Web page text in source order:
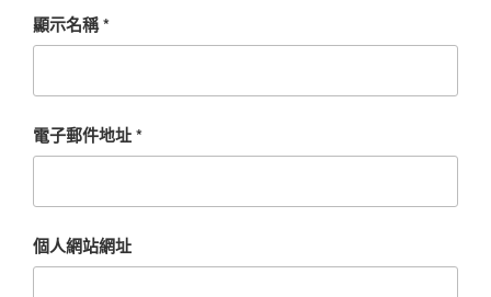
顯示名稱*
電子郵件地址*
個人網站網址